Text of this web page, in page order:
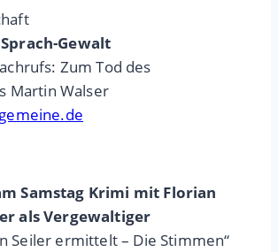
Gewalt
Zum Tod des
Martin Walser
Samstag Krimi mit Florian
als Vergewaltiger
Seiler ermittelt – Die Stimmen“